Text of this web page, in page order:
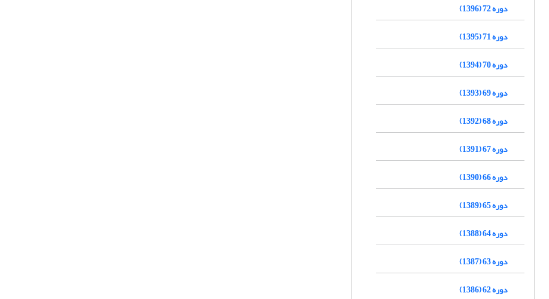
دوره 72 (1396)
دوره 71 (1395)
دوره 70 (1394)
دوره 69 (1393)
دوره 68 (1392)
دوره 67 (1391)
دوره 66 (1390)
دوره 65 (1389)
دوره 64 (1388)
دوره 63 (1387)
دوره 62 (1386)